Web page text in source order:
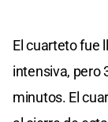
El cuarteto fue
intensiva, pero
minutos. El